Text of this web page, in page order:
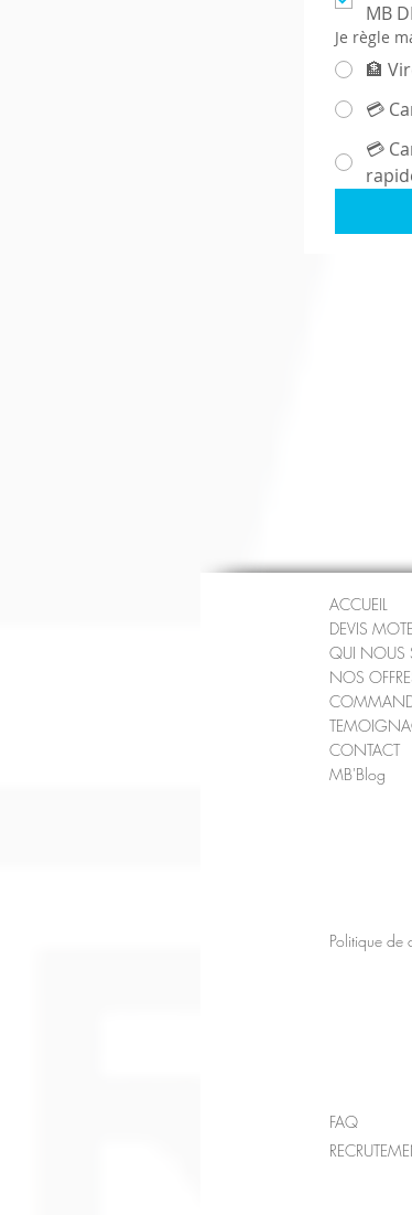
MB
Je règle
🏦
💳
💳
ACCUEIL
DEVIS
QUI NOUS
NOS
CONTACT
MB'Blog
Politique de
FAQ